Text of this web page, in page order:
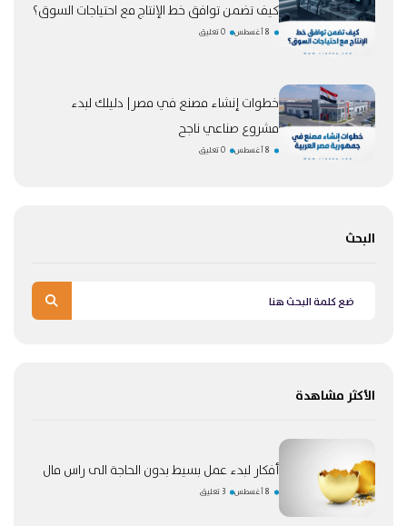
كيف تضمن توافق خط الإنتاج مع احتياجات السوق؟
8 أغسطس 0 تعليق
خطوات إنشاء مصنع في مصر| دليلك لبدء
مشروع صناعي ناجح
8 أغسطس 0 تعليق
البحث
الأكثر مشاهدة
أفكار لبدء عمل بسيط بدون الحاجة الى راس مال
8 أغسطس 3 تعليق